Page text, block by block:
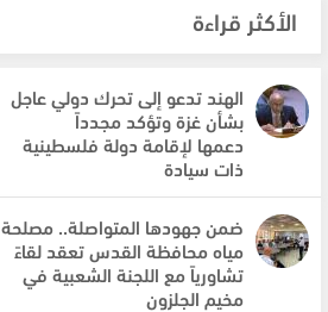
الأكثر قراءة
الهند تدعو إلى تحرك دولي عاجل
بشأن غزة وتؤكد مجدداً
دعمها لإقامة دولة فلسطينية
ذات سيادة
ضمن جهودها المتواصلة.. مصلحة
مياه محافظة القدس تعقد لقاءً
تشاورياً مع اللجنة الشعبية في
مخيم الجلزون